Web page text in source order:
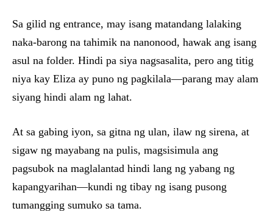
Sa gilid ng entrance, may isang matandang lalaking
naka-barong na tahimik na nanonood, hawak ang isang
asul na folder. Hindi pa siya nagsasalita, pero ang titig
niya kay Eliza ay puno ng pagkilala—parang may alam
siyang hindi alam ng lahat.
At sa gabing iyon, sa gitna ng ulan, ilaw ng sirena, at
sigaw ng mayabang na pulis, magsisimula ang
pagsubok na maglalantad hindi lang ng yabang ng
kapangyarihan—kundi ng tibay ng isang pusong
tumangging sumuko sa tama.